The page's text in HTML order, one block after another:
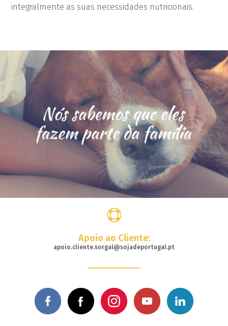
integralmente as suas necessidades nutricionais.
Apoio ao Cliente:
apoio.cliente.sorgal@sojadeportugal.pt